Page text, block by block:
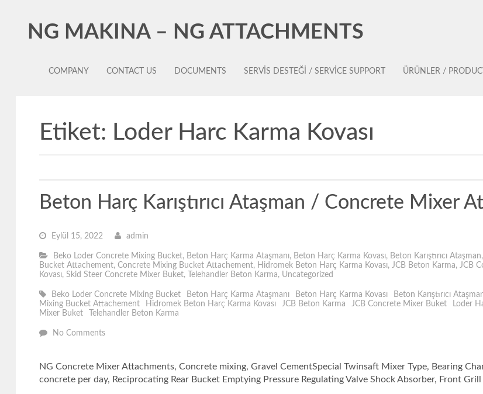
NG MAKINA – NG ATTACHMENTS
COMPANY CONTACT US DOCUMENTS SERVIS DESTEĞI / SERVICE SUPPORT ÜRÜNLER /
Etiket: Loder Harc Karma Kovası
Beton Harç Karıştırıcı Ataşman / Concrete Mixer
Eylül 15, 2022 admin
Beko Loder Concrete Mixing Bucket, Beton Harç Karma Ataşmanı, Beton Harç Karma Kovası, Beton Karıştırıcı Ataşman,
Bucket Attachement, Concrete Mixing Bucket Attachement, Hidromek Beton Harç Karma Kovası, JCB Beton Karma, JCB
Kovası, Skid Steer Concrete Mixer Buket, Telehandler Beton Karma, Uncategorized
Beko Loder Concrete Mixing Bucket Beton Harç Karma Ataşmanı Beton Harç Karma Kovası Beton Karıştırıcı
Mixing Bucket Attachement
Hidromek Beton Harç Karma Kovası JCB Beton Karma JCB Concrete Mixer Buket Loder
Mixer Buket
Telehandler Beton Karma
No Comments
NG Concrete Mixer Attachments, Concrete mixing, Gravel CementSpecial Twinsaft Mixer Type, Bearing
concrete per day, Reciprocating Rear Bucket Emptying Pressure Regulating Valve Shock Absorber, Front